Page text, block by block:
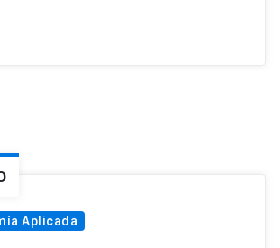
Aplicada